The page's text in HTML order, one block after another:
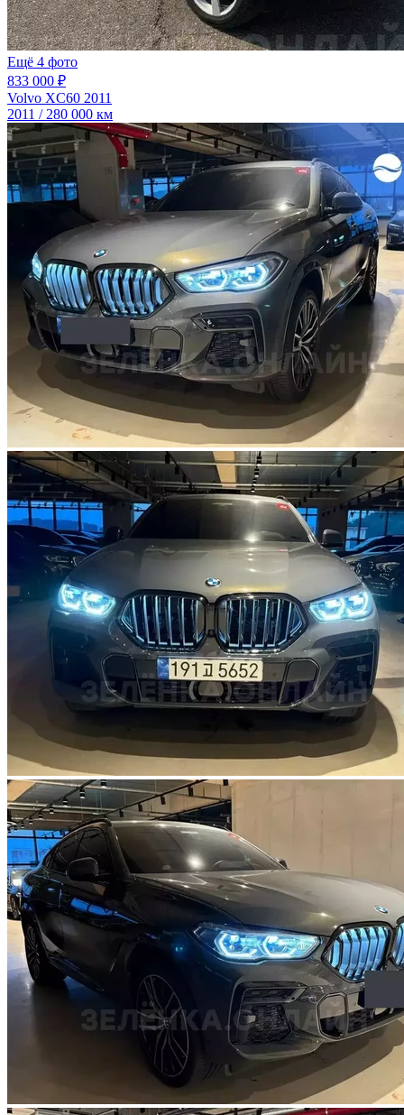
Ещё 4 фото
833 000 ₽
Volvo XC60 2011
2011 / 280 000 км